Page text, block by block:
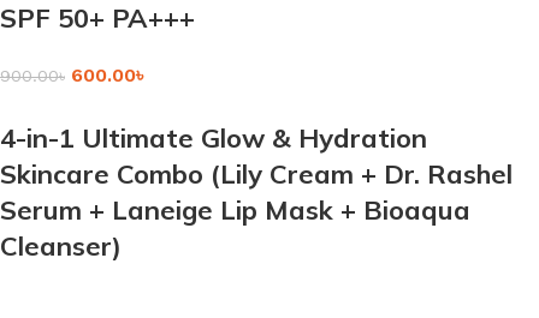
SPF 50+ PA+++
900.00৳ 600.00৳
4-in-1 Ultimate Glow & Hydration
Skincare Combo (Lily Cream + Dr. Rashel
Serum + Laneige Lip Mask + Bioaqua
Cleanser)